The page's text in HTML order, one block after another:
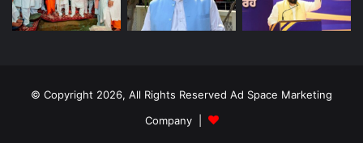
© Copyright 2026, All Rights Reserved Ad Space Marketing
Company |